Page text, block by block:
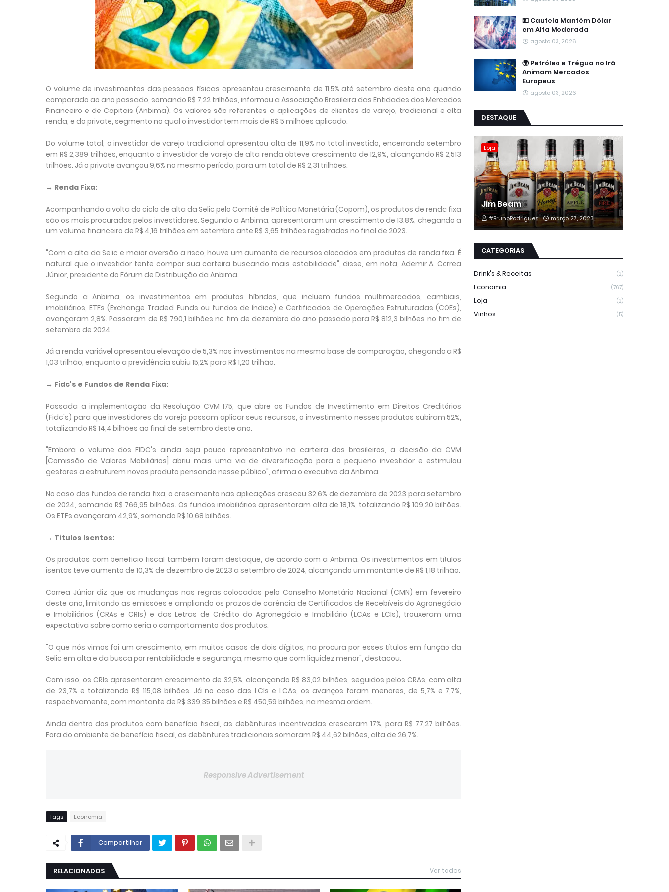
O volume de investimentos das pessoas físicas apresentou crescimento de 11,5% até setembro deste ano quando
comparado ao ano passado, somando R$ 7,22 trilhões, informou a Associação Brasileira das Entidades dos Mercados
Financeiro e de Capitais (Anbima). Os valores são referentes a aplicações de clientes do varejo, tradicional e alta
renda, e do private, segmento no qual o investidor tem mais de R$ 5 milhões aplicado.
Do volume total, o investidor de varejo tradicional apresentou alta de 11,9% no total investido, encerrando setembro
em R$ 2,389 trilhões, enquanto o investidor de varejo de alta renda obteve crescimento de 12,9%, alcançando R$ 2,513
trilhões. Já o private avançou 9,6% no mesmo período, para um total de R$ 2,31 trilhões.
→ Renda Fixa:
Acompanhando a volta do ciclo de alta da Selic pelo Comitê de Política Monetária (Copom), os produtos de renda fixa
são os mais procurados pelos investidores. Segundo a Anbima, apresentaram um crescimento de 13,8%, chegando a
um volume financeiro de R$ 4,16 trilhões em setembro ante R$ 3,65 trilhões registrados no final de 2023.
"Com a alta da Selic e maior aversão a risco, houve um aumento de recursos alocados em produtos de renda fixa. É
natural que o investidor tente compor sua carteira buscando mais estabilidade", disse, em nota, Ademir A. Correa
Júnior, presidente do Fórum de Distribuição da Anbima.
Segundo a Anbima, os investimentos em produtos híbridos, que incluem fundos multimercados, cambiais,
imobiliários, ETFs (Exchange Traded Funds ou fundos de índice) e Certificados de Operações Estruturadas (COEs),
avançaram 2,8%. Passaram de R$ 790,1 bilhões no fim de dezembro do ano passado para R$ 812,3 bilhões no fim de
setembro de 2024.
Já a renda variável apresentou elevação de 5,3% nos investimentos na mesma base de comparação, chegando a R$
1,03 trilhão, enquanto a previdência subiu 15,2% para R$ 1,20 trilhão.
→ Fidc's e Fundos de Renda Fixa:
Passada a implementação da Resolução CVM 175, que abre os Fundos de Investimento em Direitos Creditórios
(Fidc's) para que investidores do varejo possam aplicar seus recursos, o investimento nesses produtos subiram 52%,
totalizando R$ 14,4 bilhões ao final de setembro deste ano.
"Embora o volume dos FIDC's ainda seja pouco representativo na carteira dos brasileiros, a decisão da CVM
[Comissão de Valores Mobiliários] abriu mais uma via de diversificação para o pequeno investidor e estimulou
gestores a estruturem novos produto pensando nesse público", afirma o executivo da Anbima.
No caso dos fundos de renda fixa, o crescimento nas aplicações cresceu 32,6% de dezembro de 2023 para setembro
de 2024, somando R$ 766,95 bilhões. Os fundos imobiliários apresentaram alta de 18,1%, totalizando R$ 109,20 bilhões.
Os ETFs avançaram 42,9%, somando R$ 10,68 bilhões.
→ Títulos Isentos:
Os produtos com benefício fiscal também foram destaque, de acordo com a Anbima. Os investimentos em títulos
isentos teve aumento de 10,3% de dezembro de 2023 a setembro de 2024, alcançando um montante de R$ 1,18 trilhão.
Correa Júnior diz que as mudanças nas regras colocadas pelo Conselho Monetário Nacional (CMN) em fevereiro
deste ano, limitando as emissões e ampliando os prazos de carência de Certificados de Recebíveis do Agronegócio
e Imobiliários (CRAs e CRIs) e das Letras de Crédito do Agronegócio e Imobiliário (LCAs e LCIs), trouxeram uma
expectativa sobre como seria o comportamento dos produtos.
"O que nós vimos foi um crescimento, em muitos casos de dois dígitos, na procura por esses títulos em função da
Selic em alta e da busca por rentabilidade e segurança, mesmo que com liquidez menor", destacou.
Com isso, os CRIs apresentaram crescimento de 32,5%, alcançando R$ 83,02 bilhões, seguidos pelos CRAs, com alta
de 23,7% e totalizando R$ 115,08 bilhões. Já no caso das LCIs e LCAs, os avanços foram menores, de 5,7% e 7,7%,
respectivamente, com montante de R$ 339,35 bilhões e R$ 450,59 bilhões, na mesma ordem.
Ainda dentro dos produtos com benefício fiscal, as debêntures incentivadas cresceram 17%, para R$ 77,27 bilhões.
Fora do ambiente de benefício fiscal, as debêntures tradicionais somaram R$ 44,62 bilhões, alta de 26,7%.
Responsive Advertisement
Tags Economia
Compartilhar
RELACIONADOS Ver todos
💵 Cautela Mantém Dólar
em Alta Moderada
agosto 03, 2026
🌍 Petróleo e Trégua no Irã
Animam Mercados
Europeus
agosto 03, 2026
DESTAQUE
Loja
Jim Beam
#BrunoRodrigues março 27, 2023
CATEGORIAS
Drink's & Receitas (2)
Economia (767)
Loja (2)
Vinhos (5)